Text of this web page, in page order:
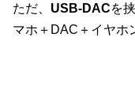
ただ、 USB-DACを
マホ＋DAC＋イヤホ